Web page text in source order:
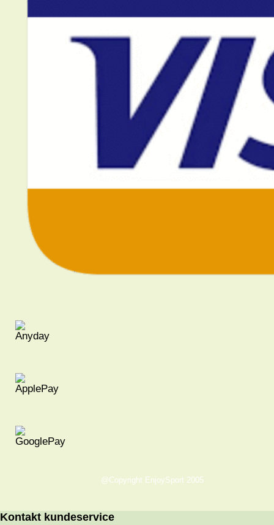
@Copyright EnjoySport 2005
Kontakt kundeservice